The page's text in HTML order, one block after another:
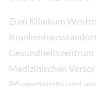
Zum Klinikum
Medizinischen
Pflegedienste und